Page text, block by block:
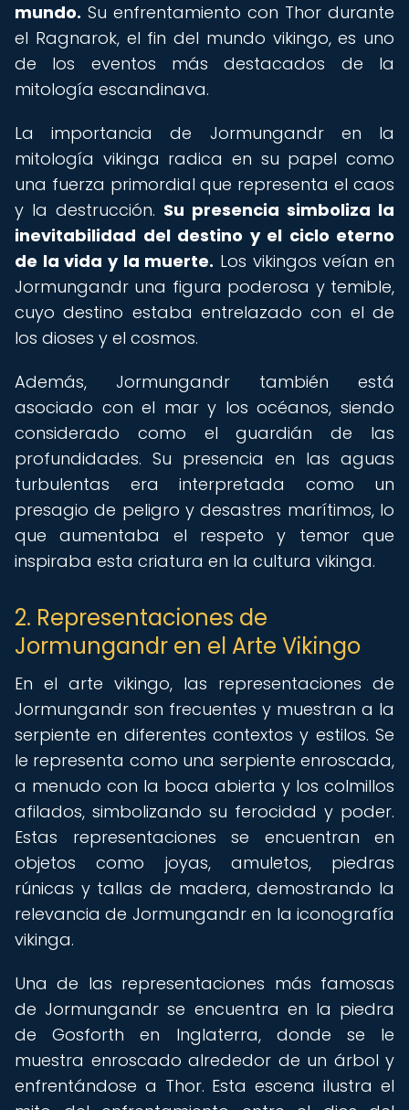
mundo. Su enfrentamiento con Thor durante
el Ragnarok, el fin del mundo vikingo, es uno
de los eventos más destacados de la
mitología escandinava.
La importancia de Jormungandr en la
mitología vikinga radica en su papel como
una fuerza primordial que representa el caos
y la destrucción. Su presencia simboliza la
inevitabilidad del destino y el ciclo eterno
de la vida y la muerte. Los vikingos veían en
Jormungandr una figura poderosa y temible,
cuyo destino estaba entrelazado con el de
los dioses y el cosmos.
Además, Jormungandr también está
asociado con el mar y los océanos, siendo
considerado como el guardián de las
profundidades. Su presencia en las aguas
turbulentas era interpretada como un
presagio de peligro y desastres marítimos, lo
que aumentaba el respeto y temor que
inspiraba esta criatura en la cultura vikinga.
2. Representaciones de
Jormungandr en el Arte Vikingo
En el arte vikingo, las representaciones de
Jormungandr son frecuentes y muestran a la
serpiente en diferentes contextos y estilos. Se
le representa como una serpiente enroscada,
a menudo con la boca abierta y los colmillos
afilados, simbolizando su ferocidad y poder.
Estas representaciones se encuentran en
objetos como joyas, amuletos, piedras
rúnicas y tallas de madera, demostrando la
relevancia de Jormungandr en la iconografía
vikinga.
Una de las representaciones más famosas
de Jormungandr se encuentra en la piedra
de Gosforth en Inglaterra, donde se le
muestra enroscado alrededor de un árbol y
enfrentándose a Thor. Esta escena ilustra el